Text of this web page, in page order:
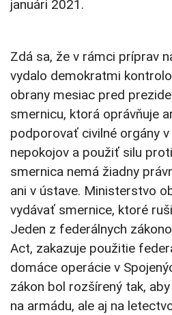
januári 2021.
Zdá sa, že v rámci príprav
vydalo demokratmi
obrany mesiac pred
smernicu, ktorá oprávňuje
podporovať civilné orgány
nepokojov a použiť silu
smernica nemá žiadny
ani v ústave. Ministerstvo
vydávať smernice, ktoré
Jeden z federálnych
Act, zakazuje použitie
domáce operácie v
zákon bol rozšírený tak,
na armádu, ale aj na